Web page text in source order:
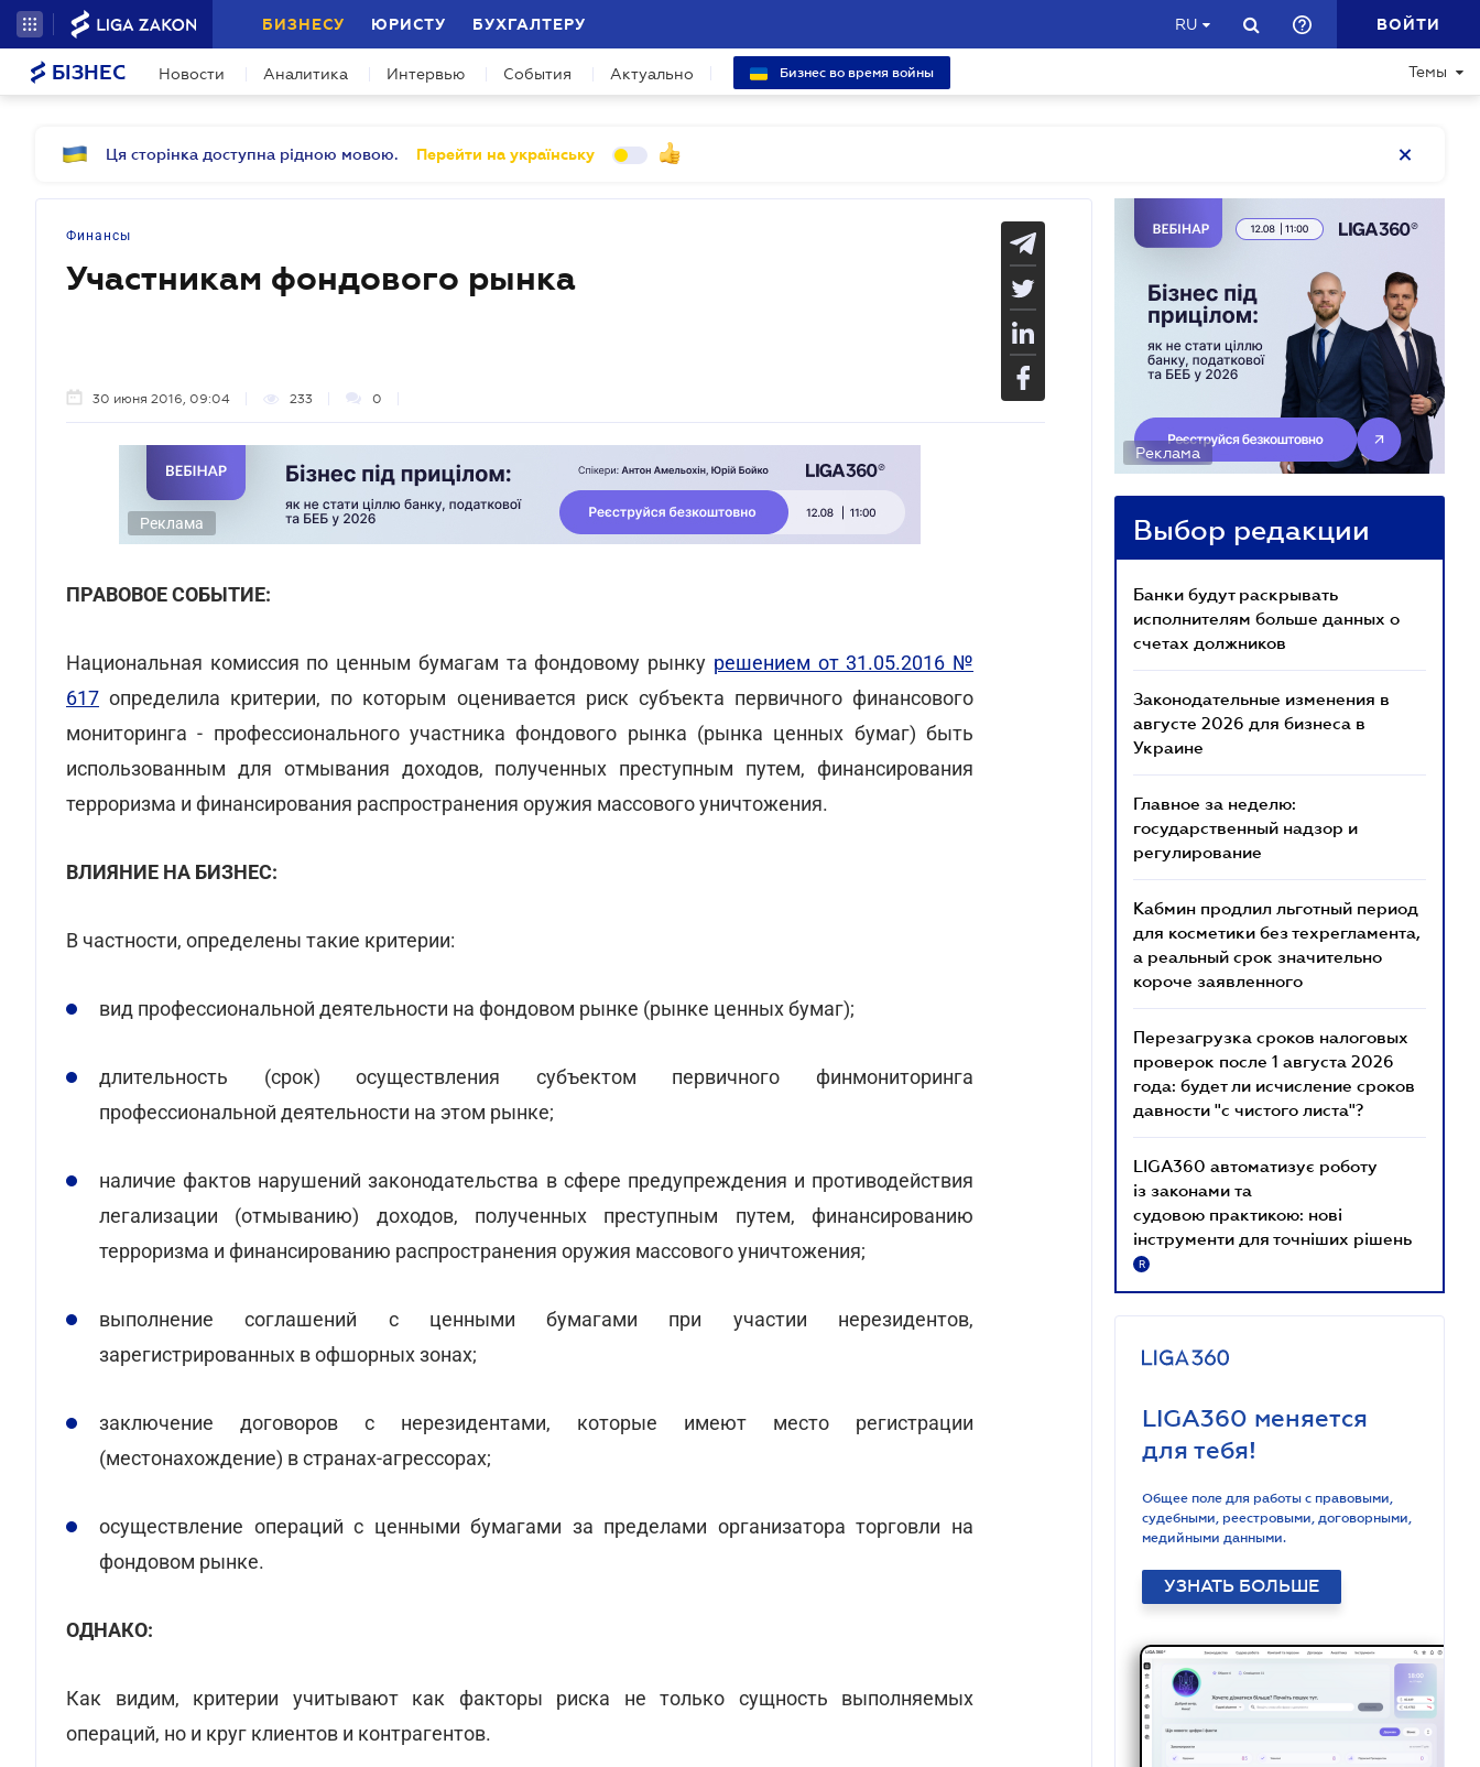
БИЗНЕСУ ЮРИСТУ БУХГАЛТЕРУ RU ВОЙТИ
БІЗНЕС Новости Аналитика Интервью События Актуально Бизнес во время войны Темы
Ця сторінка доступна рідною мовою. Перейти на українську
Финансы
Участникам фондового рынка
30 июня 2016, 09:04 233 0
Реклама
ПРАВОВОЕ СОБЫТИЕ:
Национальная комиссия по ценным бумагам та фондовому рынку решением от 31.05.2016 №
617 определила критерии, по которым оценивается риск субъекта первичного финансового
мониторинга - профессионального участника фондового рынка (рынка ценных бумаг) быть
использованным для отмывания доходов, полученных преступным путем, финансирования
терроризма и финансирования распространения оружия массового уничтожения.
ВЛИЯНИЕ НА БИЗНЕС:
В частности, определены такие критерии:
вид профессиональной деятельности на фондовом рынке (рынке ценных бумаг);
длительность (срок) осуществления субъектом первичного финмониторинга
профессиональной деятельности на этом рынке;
наличие фактов нарушений законодательства в сфере предупреждения и противодействия
легализации (отмыванию) доходов, полученных преступным путем, финансированию
терроризма и финансированию распространения оружия массового уничтожения;
выполнение соглашений с ценными бумагами при участии нерезидентов,
зарегистрированных в офшорных зонах;
заключение договоров с нерезидентами, которые имеют место регистрации
(местонахождение) в странах-агрессорах;
осуществление операций с ценными бумагами за пределами организатора торговли на
фондовом рынке.
ОДНАКО:
Как видим, критерии учитывают как факторы риска не только сущность выполняемых
операций, но и круг клиентов и контрагентов.
Реклама
Выбор редакции
Банки будут раскрывать
исполнителям больше данных о
счетах должников
Законодательные изменения в
августе 2026 для бизнеса в
Украине
Главное за неделю:
государственный надзор и
регулирование
Кабмин продлил льготный период
для косметики без техрегламента,
а реальный срок значительно
короче заявленного
Перезагрузка сроков налоговых
проверок после 1 августа 2026
года: будет ли исчисление сроков
давности "с чистого листа"?
LIGA360 автоматизує роботу
із законами та
судовою практикою: нові
інструменти для точніших рішень
R
LIGA360 меняется
для тебя!
Общее поле для работы с правовыми,
судебными, реестровыми, договорными,
медийными данными.
УЗНАТЬ БОЛЬШЕ